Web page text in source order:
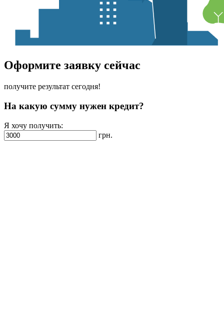
Оформите заявку сейчас
получите результат сегодня!
На какую сумму нужен кредит?
Я хочу получить:
грн.